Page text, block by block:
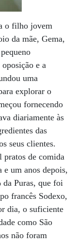
o filho jovem
da mãe, Gema,
e a
uma
explorar o
fornecendo
diariamente às
das
seus clientes.
pratos de comida
e um anos depois,
da Puras, que foi
francês Sodexo,
dia, o suficiente
como São
não foram